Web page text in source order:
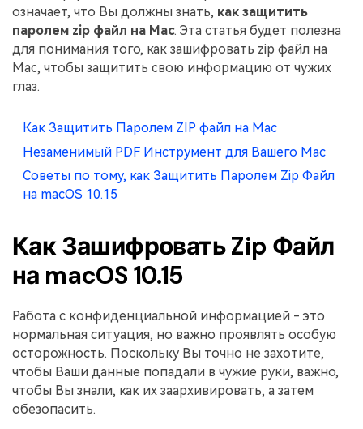
Новый PDFelement 12умнее, быстрее,
проще
От AI-функций до пакетных инструментов: новый
Скрыть фрагменты PDF
PDF OCR
Извлечение данных из PDF
Поделиться PDF
Комплексные решения
IT-служба
Юриспруденция
Финансы
Правительство
Издательство
Канал на YouTube
Сообщество ВКонтакте
Канал Яндекс Дзен
означает, что Вы должны знать, как защитить
паролем zip файл на Mac. Эта статья будет полезна
для понимания того, как зашифровать zip файл на
Mac, чтобы защитить свою информацию от чужих
глаз.
Как Защитить Паролем ZIP файл на Mac
Незаменимый PDF Инструмент для Вашего Mac
Советы по тому, как Защитить Паролем Zip Файл
на macOS 10.15
Как Зашифровать Zip Файл
на macOS 10.15
Работа с конфиденциальной информацией - это
нормальная ситуация, но важно проявлять особую
осторожность. Поскольку Вы точно не захотите,
чтобы Ваши данные попадали в чужие руки, важно,
чтобы Вы знали, как их заархивировать, а затем
обезопасить.